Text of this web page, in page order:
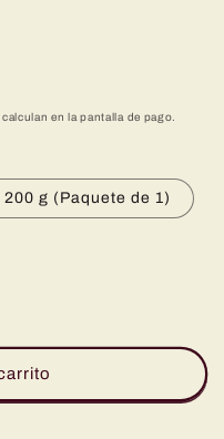
calculan en la pantalla de pago.
200 g (Paquete de 1)